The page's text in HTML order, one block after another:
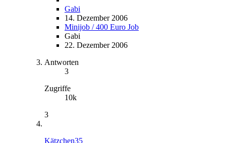
Gabi
14. Dezember 2006
Minijob / 400 Euro Job
Gabi
22. Dezember 2006
Antworten
3
Zugriffe
10k
3
Kätzchen35